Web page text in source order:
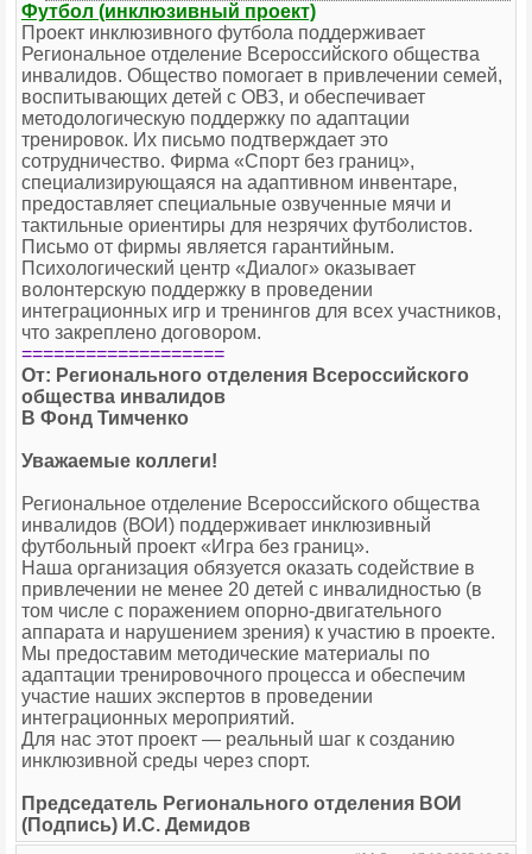
Футбол (инклюзивный проект)
Проект инклюзивного футбола поддерживает
Региональное отделение Всероссийского общества
инвалидов. Общество помогает в привлечении семей,
воспитывающих детей с ОВЗ, и обеспечивает
методологическую поддержку по адаптации
тренировок. Их письмо подтверждает это
сотрудничество. Фирма «Спорт без границ»,
специализирующаяся на адаптивном инвентаре,
предоставляет специальные озвученные мячи и
тактильные ориентиры для незрячих футболистов.
Письмо от фирмы является гарантийным.
Психологический центр «Диалог» оказывает
волонтерскую поддержку в проведении
интеграционных игр и тренингов для всех участников,
что закреплено договором.
===================
От: Регионального отделения Всероссийского
общества инвалидов
В Фонд Тимченко
Уважаемые коллеги!
Региональное отделение Всероссийского общества
инвалидов (ВОИ) поддерживает инклюзивный
футбольный проект «Игра без границ».
Наша организация обязуется оказать содействие в
привлечении не менее 20 детей с инвалидностью (в
том числе с поражением опорно-двигательного
аппарата и нарушением зрения) к участию в проекте.
Мы предоставим методические материалы по
адаптации тренировочного процесса и обеспечим
участие наших экспертов в проведении
интеграционных мероприятий.
Для нас этот проект — реальный шаг к созданию
инклюзивной среды через спорт.
Председатель Регионального отделения ВОИ
(Подпись) И.С. Демидов